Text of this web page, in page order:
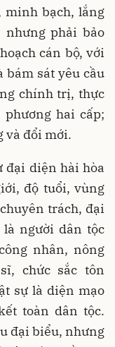
minh bạch, lắng
phải bảo
cán bộ, với
bám sát yêu cầu
chính trị, thực
hai cấp;
và đổi mới.
đại diện hài hòa
độ tuổi, vùng
trách, đại
người dân tộc
nhân, nông
chức sắc tôn
sự là diện mạo
toàn dân tộc.
đại biểu, nhưng